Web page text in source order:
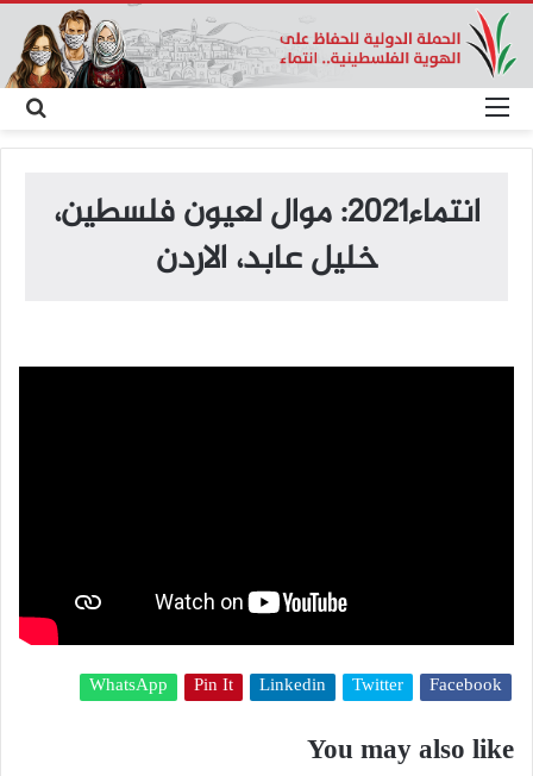
عن
انتماء2021: موال لعيون فلسطين،
خليل عابد، الاردن
Facebook
Twitter
Linkedin
Pin It
WhatsApp
You may also like